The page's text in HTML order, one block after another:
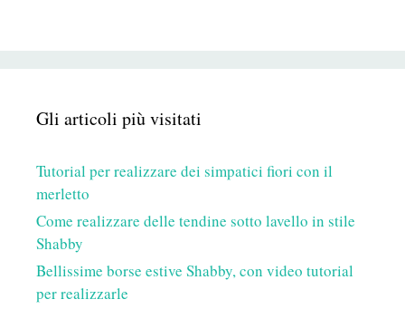
Gli articoli più visitati
Tutorial per realizzare dei simpatici fiori con il
merletto
Come realizzare delle tendine sotto lavello in stile
Shabby
Bellissime borse estive Shabby, con video tutorial
per realizzarle